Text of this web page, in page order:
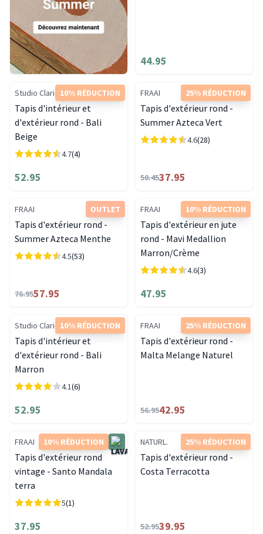
44.95
10% RÉDUCTION
Studio Clarice
Tapis d'intérieur et
d'extérieur rond - Bali
Beige
4.7(4)
52.95
25% RÉDUCTION
FRAAI
Tapis d'extérieur rond -
Summer Azteca Vert
4.6(28)
50.4537.95
OUTLET
FRAAI
Tapis d'extérieur rond -
Summer Azteca Menthe
4.5(53)
76.9557.95
10% RÉDUCTION
FRAAI
Tapis d'extérieur en jute
rond - Mavi Medallion
Marron/Crème
4.6(3)
47.95
10% RÉDUCTION
Studio Clarice
Tapis d'intérieur et
d'extérieur rond - Bali
Marron
4.1(6)
52.95
25% RÉDUCTION
FRAAI
Tapis d'extérieur rond -
Malta Melange Naturel
56.9542.95
10% RÉDUCTION
FRAAI
Tapis d'extérieur rond
vintage - Santo Mandala
terra
5(1)
37.95
25% RÉDUCTION
NATURL.
Tapis d'extérieur rond -
Costa Terracotta
52.9539.95